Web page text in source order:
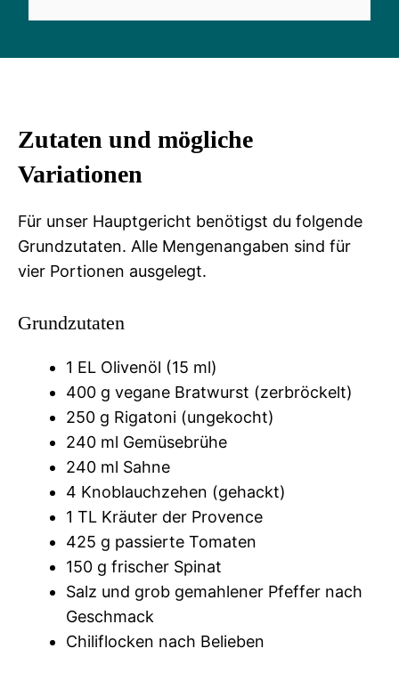
Zutaten und mögliche
Variationen
Für unser Hauptgericht benötigst du folgende
Grundzutaten. Alle Mengenangaben sind für
vier Portionen ausgelegt.
Grundzutaten
1 EL Olivenöl (15 ml)
400 g vegane Bratwurst (zerbröckelt)
250 g Rigatoni (ungekocht)
240 ml Gemüsebrühe
240 ml Sahne
4 Knoblauchzehen (gehackt)
1 TL Kräuter der Provence
425 g passierte Tomaten
150 g frischer Spinat
Salz und grob gemahlener Pfeffer nach
Geschmack
Chiliflocken nach Belieben